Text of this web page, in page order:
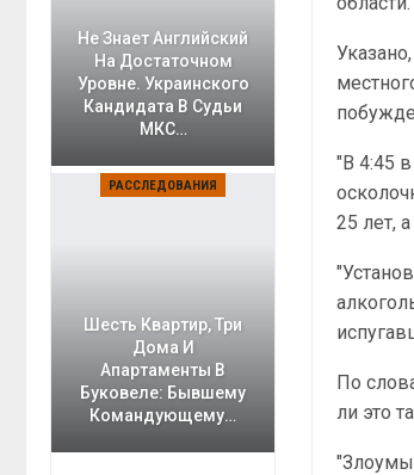
"В 4:45
25 лет,
По
ли это
Не Знает Английский
На Достаточном
Уровне. Украинского
Кандидата В Судьи
МКС…
РАССЛЕДОВАНИЯ
Шесть Квартир, Три
Дома И
Апартаменты В
Буковеле: Бывшему
Командующему…